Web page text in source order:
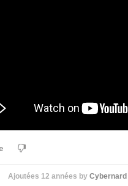
Ajoutées 12 années by Cybernard